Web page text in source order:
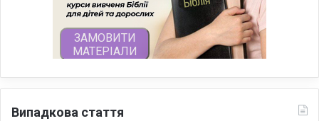
Випадкова стаття